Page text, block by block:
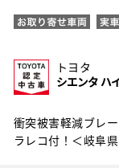
トヨタ
シエンタ ハ
衝突被害軽減ブレ
ラレコ付！＜岐阜